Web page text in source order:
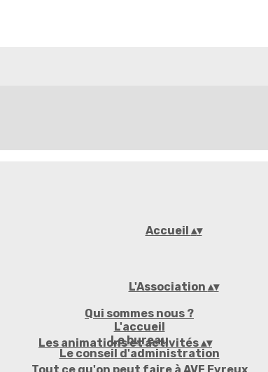
Accueil ▴▾
L'Association ▴▾
Qui sommes nous ?
L'accueil
Le bureau
Le conseil d'administration
Les animations et activités▴▾